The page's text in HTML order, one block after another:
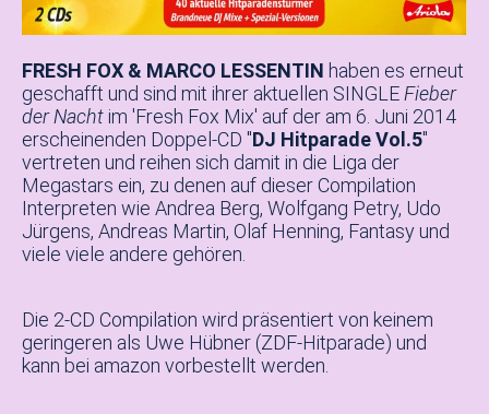
FRESH FOX & MARCO LESSENTIN haben es erneut
geschafft und sind mit ihrer aktuellen SINGLEFieber
der Nachtim 'Fresh Fox Mix' auf der am 6. Juni 2014
erscheinenden Doppel-CD "DJ Hitparade Vol.5"
vertreten und reihen sich damit in die Liga der
Megastars ein, zu denen auf dieser Compilation
Interpreten wie Andrea Berg, Wolfgang Petry, Udo
Jürgens, Andreas Martin, Olaf Henning, Fantasy und
viele viele andere gehören.
Die 2-CD Compilation wird präsentiert von keinem
geringeren als Uwe Hübner (ZDF-Hitparade) und
kann bei amazon vorbestellt werden.